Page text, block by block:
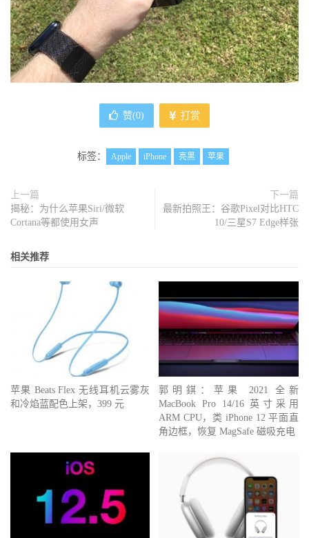
赞(0) 打赏
标签： Apple iPhone 亮黑 苹果
上一篇
揭秘：为什么苹果Siri/微软
Cortana等都使用女声
下一篇
最新拍照王：谷歌Pixel对比HTC
10/三星S7 Edge样张
相关推荐
苹果 Beats Flex 无线耳机云雾灰
和冷焰蓝配色上架，399 元
郭明錤：苹果 2021 全新
MacBook Pro 14/16 英寸采用
ARM CPU，类 iPhone 12 平面直
角边框，恢复 MagSafe 磁吸充电